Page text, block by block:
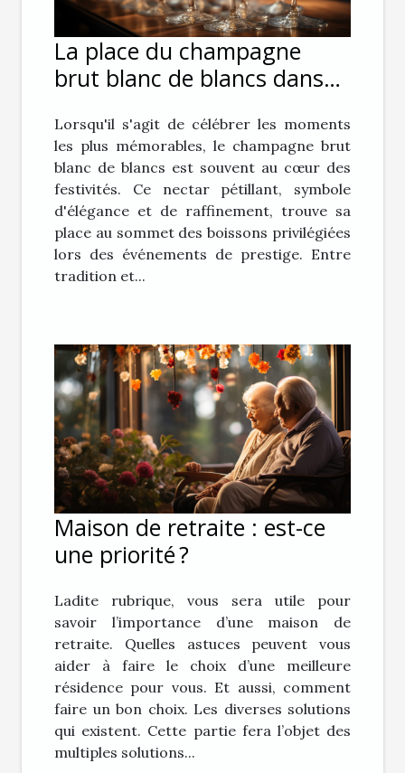
La place du champagne
brut blanc de blancs dans
Lorsqu'il s'agit de célébrer les moments
les plus mémorables, le champagne brut
blanc de blancs est souvent au cœur des
festivités. Ce nectar pétillant, symbole
d'élégance et de raffinement, trouve sa
place au sommet des boissons privilégiées
lors des événements de prestige. Entre
tradition et...
Maison de retraite : est-ce
une priorité ?
Ladite rubrique, vous sera utile pour
savoir l’importance d’une maison de
retraite. Quelles astuces peuvent vous
aider à faire le choix d’une meilleure
résidence pour vous. Et aussi, comment
faire un bon choix. Les diverses solutions
qui existent. Cette partie fera l’objet des
multiples solutions...